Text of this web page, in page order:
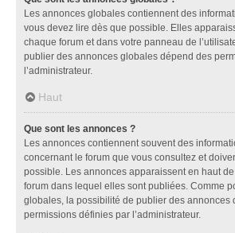
Les annonces globales contiennent des
vous devez lire dès que possible. Elles
chaque forum et dans votre panneau de
publier des annonces globales dépend des
l’administrateur.
Haut
Que sont les annonces ?
Les annonces contiennent souvent des
concernant le forum que vous consultez et
possible. Les annonces apparaissent en haut
forum dans lequel elles sont publiées. Comme
globales, la possibilité de publier des annonces
permissions définies par l’administrateur.